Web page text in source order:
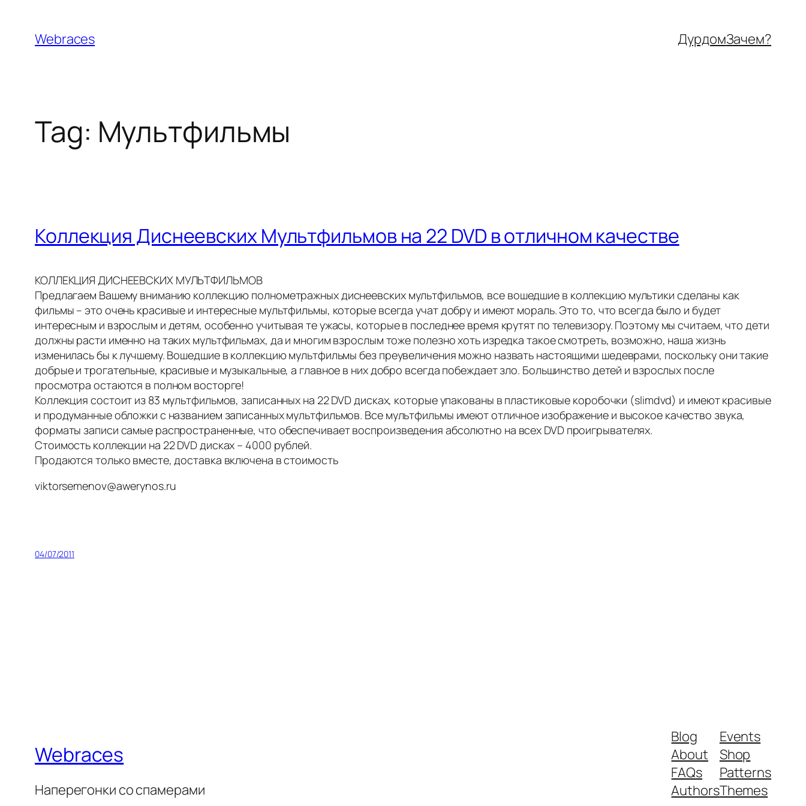
content
Webraces ДурдомЗачем?
Tag: Мультфильмы
Коллекция Диснеевских Мультфильмов на 22 DVD в отличном качестве
КОЛЛЕКЦИЯ ДИСНЕЕВСКИХ МУЛЬТФИЛЬМОВ
Предлагаем Вашему вниманию коллекцию полнометражных диснеевских мультфильмов, все вошедшие в коллекцию мультики сделаны как
фильмы – это очень красивые и интересные мультфильмы, которые всегда учат добру и имеют мораль. Это то, что всегда было и будет
интересным и взрослым и детям, особенно учитывая те ужасы, которые в последнее время крутят по телевизору. Поэтому мы считаем, что дети
должны расти именно на таких мультфильмах, да и многим взрослым тоже полезно хоть изредка такое смотреть, возможно, наша жизнь
изменилась бы к лучшему. Вошедшие в коллекцию мультфильмы без преувеличения можно назвать настоящими шедеврами, поскольку они такие
добрые и трогательные, красивые и музыкальные, а главное в них добро всегда побеждает зло. Большинство детей и взрослых после
просмотра остаются в полном восторге!
Коллекция состоит из 83 мультфильмов, записанных на 22 DVD дисках, которые упакованы в пластиковые коробочки (slimdvd) и имеют красивые
и продуманные обложки с названием записанных мультфильмов. Все мультфильмы имеют отличное изображение и высокое качество звука,
форматы записи самые распространенные, что обеспечивает воспроизведения абсолютно на всех DVD проигрывателях.
Стоимость коллекции на 22 DVD дисках – 4000 рублей.
Продаются только вместе, доставка включена в стоимость
viktorsemenov@awerynos.ru
04/07/2011
Webraces
Наперегонки со спамерами
Blog
About
FAQs
Authors
Events
Shop
Patterns
Themes